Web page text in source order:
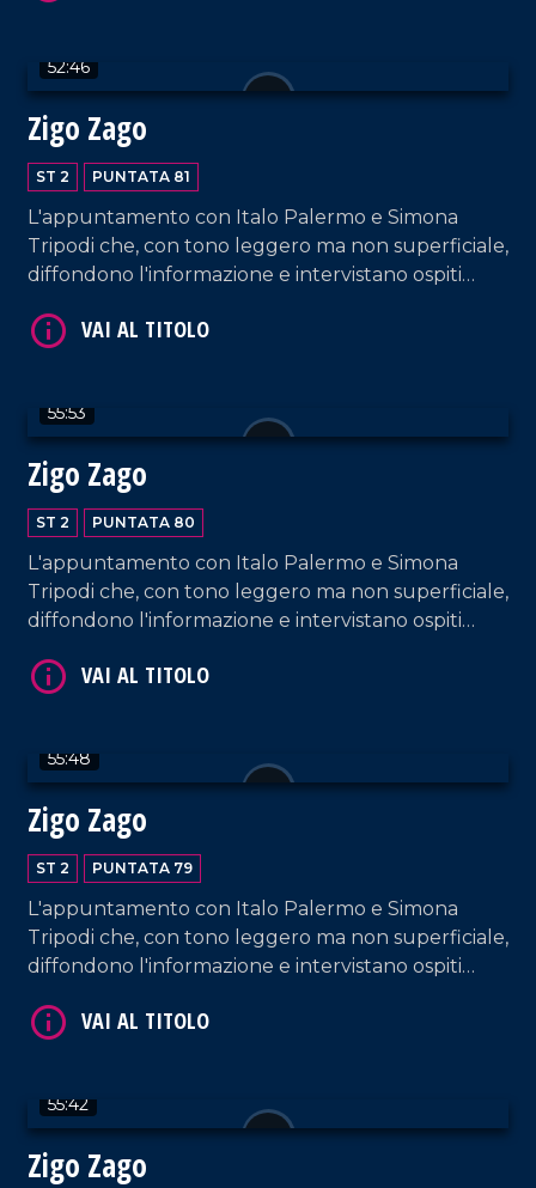
52:46
Zigo Zago
ST 2 PUNTATA 81
L'appuntamento con Italo Palermo e Simona
Tripodi che, con tono leggero ma non superficiale,
diffondono l'informazione e intervistano ospiti
Lamezia Terme.
55:53
Zigo Zago
ST 2 PUNTATA 80
L'appuntamento con Italo Palermo e Simona
Tripodi che, con tono leggero ma non superficiale,
diffondono l'informazione e intervistano ospiti
Lamezia Terme.
55:48
Zigo Zago
ST 2 PUNTATA 79
L'appuntamento con Italo Palermo e Simona
Tripodi che, con tono leggero ma non superficiale,
diffondono l'informazione e intervistano ospiti
Lamezia Terme.
VAI AL TITOLO
55:42
Zigo Zago
VAI AL TITOLO
VAI AL TITOLO
VAI AL TITOLO